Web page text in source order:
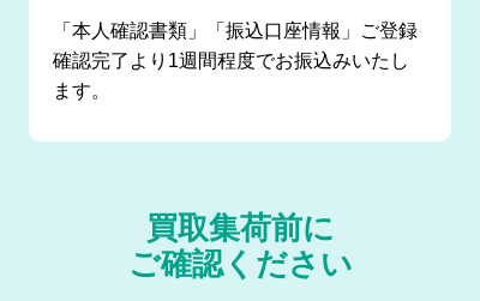
「本人確認書類」「振込口座情報」ご登録
確認完了より1週間程度でお振込みいたし
ます。
買取集荷前に
ご確認ください